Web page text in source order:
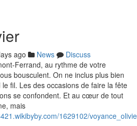
ago News
Discuss
Ferrand, au rythme de votre
bousculent. On ne inclus plus bien
fil. Les des occasions de faire la fête
se confondent. Et au cœur de tout
mais
1629102/